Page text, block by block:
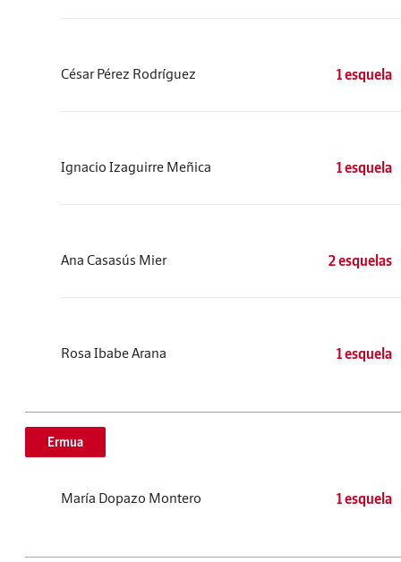
César Pérez Rodríguez 1 esquela
Ignacio Izaguirre Meñica 1 esquela
Ana Casasús Mier 2 esquelas
Rosa Ibabe Arana 1 esquela
Ermua
María Dopazo Montero 1 esquela